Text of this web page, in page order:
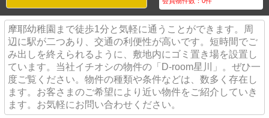
摩耶幼稚園まで徒歩1分と気軽に通うことができます。周
辺に駅が二つあり、交通の利便性が高いです。短時間でご
み出しを終えられるように、敷地内にゴミ置き場を設置し
ています。当社イチオシの物件の「D-room星川」。ぜひ一
度ご覧ください。物件の種類や条件などは、数多く存在し
ます。お客さまのご希望により近い物件をご紹介していき
ます。お気軽にお問い合わせください。